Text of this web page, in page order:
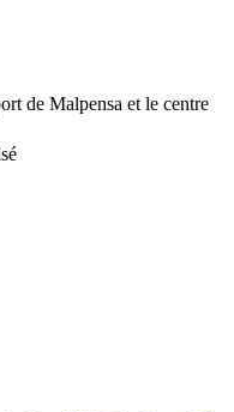
de Malpensa et le centre